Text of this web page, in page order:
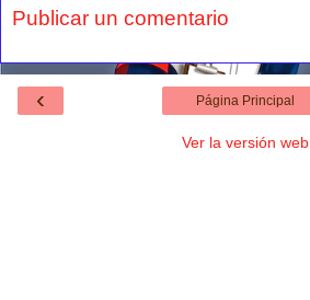
Publicar un comentario
‹ Página Principal
Ver la versión web